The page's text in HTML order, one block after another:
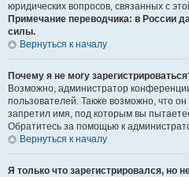
юридических вопросов, связанных с
Примечание переводчика: в России
силы.
Вернуться к началу
Почему я не могу
Возможно, администратор
пользователей. Также возможно, что
запретил имя, под которым вы
Обратитесь за помощью к
Вернуться к началу
Я только что зарегистрировался, но